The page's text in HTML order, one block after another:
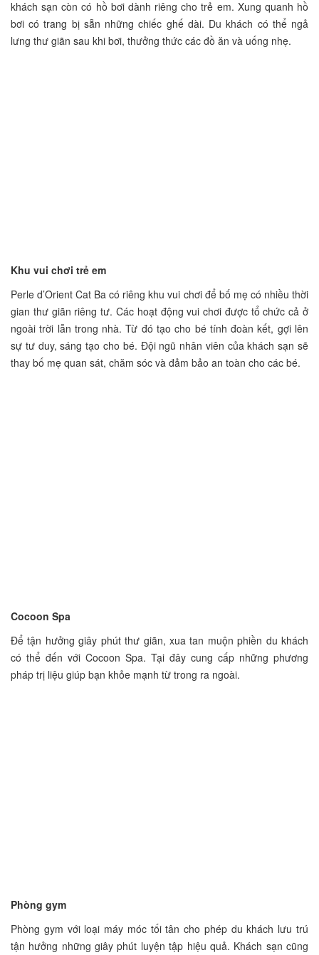
khách sạn còn có hồ bơi dành riêng cho trẻ em. Xung quanh hồ
bơi có trang bị sẵn những chiếc ghế dài. Du khách có thể ngả
lưng thư giãn sau khi bơi, thưởng thức các đồ ăn và uống nhẹ.
Khu vui chơi trẻ em
Perle d’Orient Cat Ba có riêng khu vui chơi để bố mẹ có nhiều thời
gian thư giãn riêng tư. Các hoạt động vui chơi được tổ chức cả ở
ngoài trời lẫn trong nhà. Từ đó tạo cho bé tính đoàn kết, gợi lên
sự tư duy, sáng tạo cho bé. Đội ngũ nhân viên của khách sạn sẽ
thay bố mẹ quan sát, chăm sóc và đảm bảo an toàn cho các bé.
Cocoon Spa
Để tận hưởng giây phút thư giãn, xua tan muộn phiền du khách
có thể đến với Cocoon Spa. Tại đây cung cấp những phương
pháp trị liệu giúp bạn khỏe mạnh từ trong ra ngoài.
Phòng gym
Phòng gym với loại máy móc tối tân cho phép du khách lưu trú
tận hưởng những giây phút luyện tập hiệu quả. Khách sạn cũng